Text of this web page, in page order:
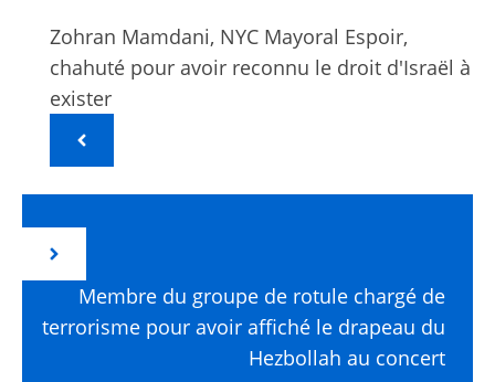
Zohran Mamdani, NYC Mayoral Espoir,
chahuté pour avoir reconnu le droit d'Israël à
exister
Membre du groupe de rotule chargé de
terrorisme pour avoir affiché le drapeau du
Hezbollah au concert